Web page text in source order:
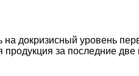
докризисный уровень
за последние